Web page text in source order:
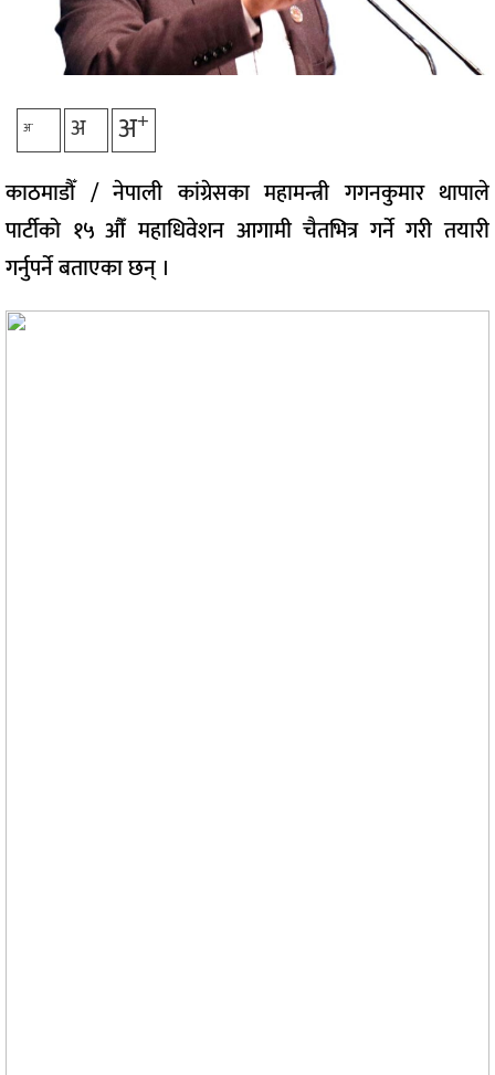
अ- अ अ+
काठमाडौँ ‌/ नेपाली कांग्रेसका महामन्त्री गगनकुमार थापाले
पार्टीको १५ औँ महाधिवेशन आगामी चैतभित्र गर्ने गरी तयारी
गर्नुपर्ने बताएका छन् ।